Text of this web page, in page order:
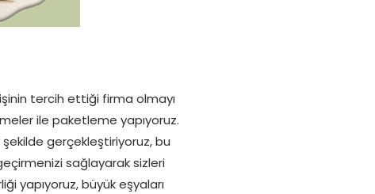
tercih ettiği firma olmayı
ile paketleme yapıyoruz.
gerçekleştiriyoruz, bu
sağlayarak sizleri
yapıyoruz, büyük eşyaları